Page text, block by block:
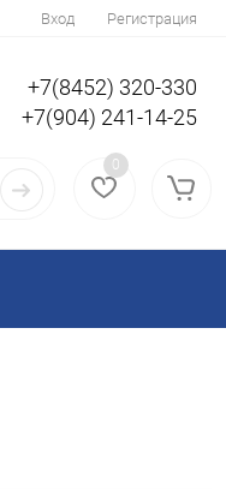
Вход Регистрация
+7(8452) 320-330
+7(904) 241-14-25
0